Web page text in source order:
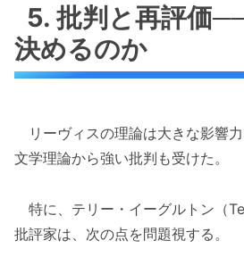
5. 批判と再評価
決めるのか
リーヴィスの理論は大きな影響
文学理論から強い批判も受けた。
特に、テリー・イーグルトン（
批評家は、次の点を問題視する。